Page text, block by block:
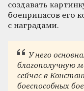
создавать
боеприпасов его
с наградами.
У него
благополучную
сейчас в
боеспособных